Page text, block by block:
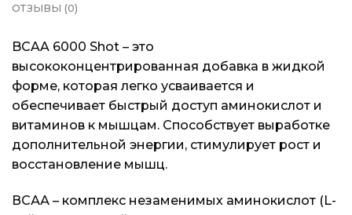
ОТЗЫВЫ (0)
BCAA 6000 Shot – это
высококонцентрированная добавка в жидкой
форме, которая легко усваивается и
обеспечивает быстрый доступ аминокислот и
витаминов к мышцам. Способствует выработке
дополнительной энергии, стимулирует рост и
восстановление мышц.
ВСАА – комплекс незаменимых аминокислот (L-